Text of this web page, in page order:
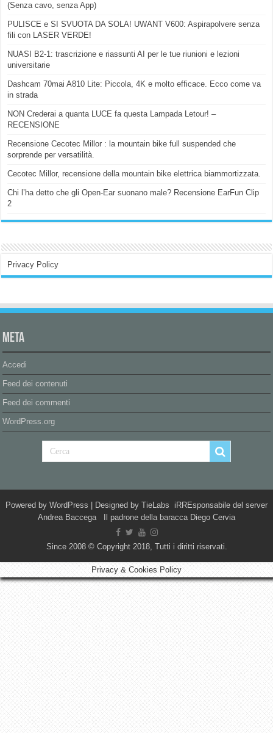
(Senza cavo, senza App)
PULISCE e SI SVUOTA DA SOLA! UWANT V600: Aspirapolvere senza
fili con LASER VERDE!
NUASI B2-1: trascrizione e riassunti AI per le tue riunioni e lezioni
universitarie
Dashcam 70mai A810 Lite: Piccola, 4K e molto efficace. Ecco come va
in strada
NON Crederai a quanta LUCE fa questa Lampada Letour! –
RECENSIONE
Recensione Cecotec Millor : la mountain bike full suspended che
sorprende per versatilità.
Cecotec Millor, recensione della mountain bike elettrica biammortizzata.
Chi l’ha detto che gli Open-Ear suonano male? Recensione EarFun Clip
2
Privacy Policy
Meta
Accedi
Feed dei contenuti
Feed dei commenti
WordPress.org
Powered by WordPress | Designed by TieLabs iRREsponsabile del server
Andrea Baccega Il padrone della baracca Diego Cervia
Since 2008 © Copyright 2018, Tutti i diritti riservati.
Privacy & Cookies Policy